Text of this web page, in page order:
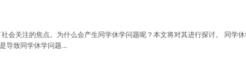
会关注的焦点。为什么会产生同学休学问题呢？本文将对其进行探讨。 同学
导致同学休学问题…